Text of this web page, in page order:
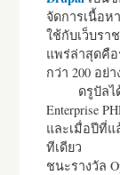
จัดการเนื้อห
ใช้กับเว็บรา
แพร่ล่าสุดคือ
กว่า 200 อย่
ดรูปัลได้
Enterprise
และเมื่อปีที่แ
ทีเดียว
ชนะรางวัล